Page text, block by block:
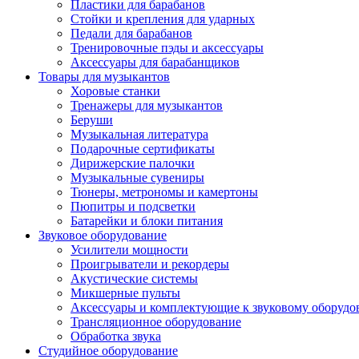
Пластики для барабанов
Стойки и крепления для ударных
Педали для барабанов
Тренировочные пэды и аксессуары
Аксессуары для барабанщиков
Товары для музыкантов
Хоровые станки
Тренажеры для музыкантов
Беруши
Музыкальная литература
Подарочные сертификаты
Дирижерские палочки
Музыкальные сувениры
Тюнеры, метрономы и камертоны
Пюпитры и подсветки
Батарейки и блоки питания
Звуковое оборудование
Усилители мощности
Проигрыватели и рекордеры
Акустические системы
Микшерные пульты
Аксессуары и комплектующие к звуковому
Трансляционное оборудование
Обработка звука
Студийное оборудование